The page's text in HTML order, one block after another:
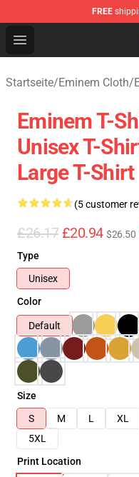
FREE
Open menu
Startseite/Eminem Cloth/
Eminem T-
Unisex T-
Large T-Shirt
(5 customer
£26.17 £20.94 $26.50
Type
Unisex
Color
Default
Size
S
M L XL
5XL
Print Location